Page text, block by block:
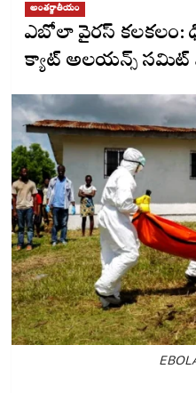
అంతర్జాతీయం
ఎబోలా వైరస్ కలకలం:
క్యాట్ అలయన్స్